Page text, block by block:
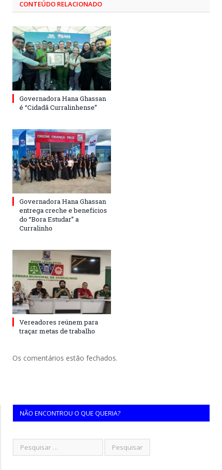
CONTEÚDO RELACIONADO
Governadora Hana Ghassan
é “Cidadã Curralinhense”
Governadora Hana Ghassan
entrega creche e benefícios
do “Bora Estudar” a
Curralinho
Vereadores reúnem para
traçar metas de trabalho
Os comentários estão fechados.
NÃO ENCONTROU O QUE QUERIA?